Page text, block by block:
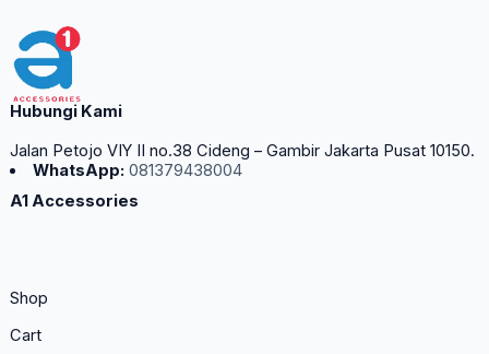
Hubungi Kami
Jalan Petojo VIY II no.38 Cideng – Gambir Jakarta Pusat 10150.
WhatsApp: 081379438004
A1 Accessories
Shop
Cart